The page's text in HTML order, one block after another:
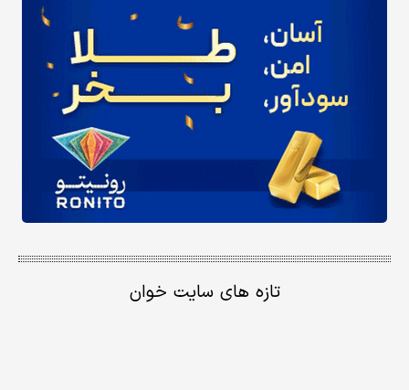
تازه های سایت خوان